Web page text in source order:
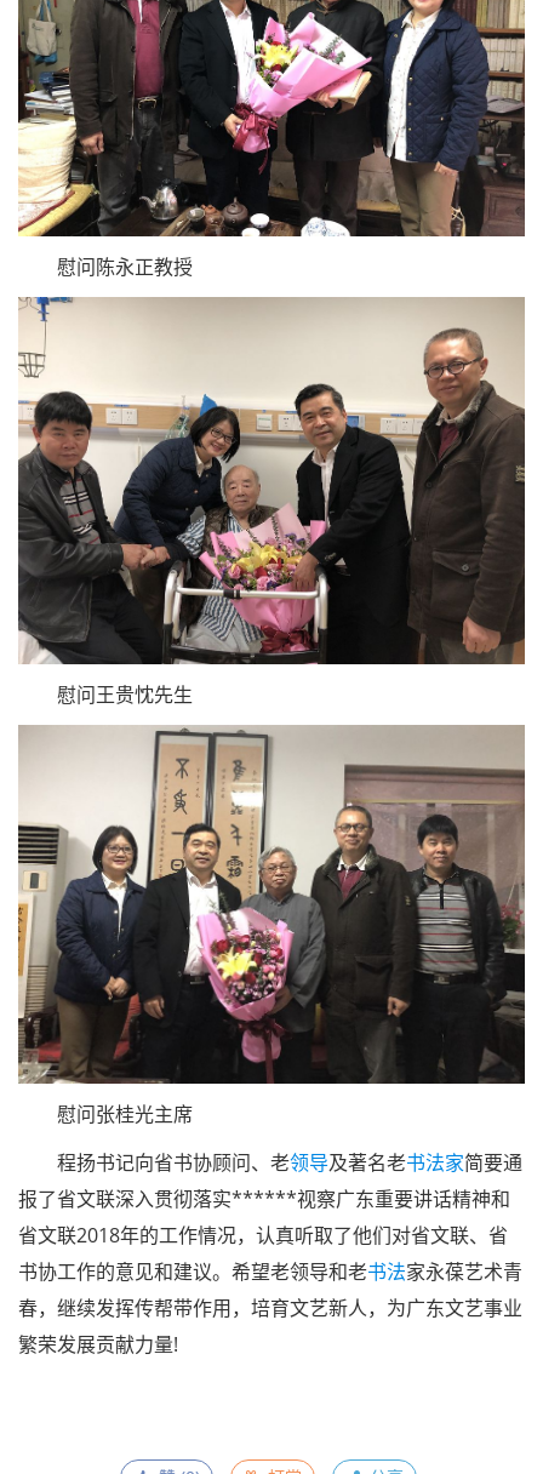
慰问陈永正教授
慰问王贵忱先生
慰问张桂光主席
程扬书记向省书协顾问、老领导及著名老书法家简要通
报了省文联深入贯彻落实******视察广东重要讲话精神和
省文联2018年的工作情况，认真听取了他们对省文联、省
书协工作的意见和建议。希望老领导和老书法家永葆艺术青
春，继续发挥传帮带作用，培育文艺新人，为广东文艺事业
繁荣发展贡献力量!